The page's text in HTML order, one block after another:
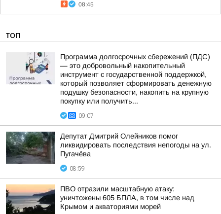
08:45
ТОП
Программа долгосрочных сбережений (ПДС)
— это добровольный накопительный
инструмент с государственной поддержкой,
который позволяет сформировать денежную
подушку безопасности, накопить на крупную
покупку или получить...
09:07
Депутат Дмитрий Олейников помог
ликвидировать последствия непогоды на ул.
Пугачёва
08:59
ПВО отразили масштабную атаку:
уничтожены 605 БПЛА, в том числе над
Крымом и акваториями морей